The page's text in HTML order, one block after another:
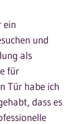
ein
und
als
für
Tür habe ich
dass es